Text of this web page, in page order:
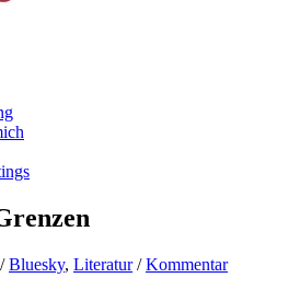
/Bluesky, Literatur/Kommentar